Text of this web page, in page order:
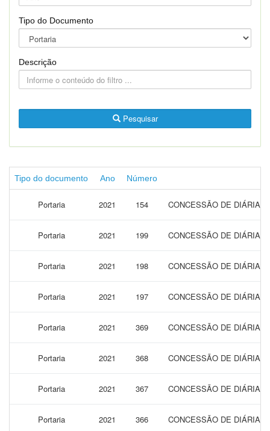
Tipo do Documento
Descrição
Pesquisar
Tipo do documento Ano Número
Portaria 2021 154 CONCESSÃO DE DIÁRIAS
Portaria 2021 199 CONCESSÃO DE DIÁRIAS
Portaria 2021 198 CONCESSÃO DE DIÁRIAS
Portaria 2021 197 CONCESSÃO DE DIÁRIAS
Portaria 2021 369 CONCESSÃO DE DIÁRIAS
Portaria 2021 368 CONCESSÃO DE DIÁRIAS
Portaria 2021 367 CONCESSÃO DE DIÁRIAS
Portaria 2021 366 CONCESSÃO DE DIÁRIAS